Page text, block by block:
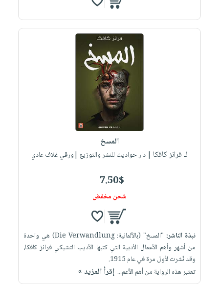
المسخ
لـ فرانز كافكا | دار حواديت للنشر والتوزيع |ورقي غلاف عادي
7.50$
شحن مخفض
نبذة الناشر:
"المسخ" (بالألمانية: Die Verwandlung) هي واحدة
من أشهر وأهم الأعمال الأدبية التي كتبها الأديب التشيكي فرانز كافكا،
وقد نُشرت لأول مرة في عام 1915.
تعتبر هذه الرواية من أهم الأعم... إقرأ المزيد »